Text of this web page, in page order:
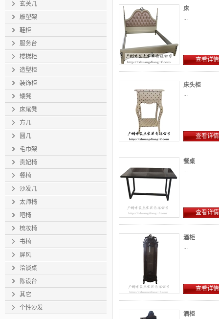
玄关几
雕塑架
鞋柜
服务台
楼梯柜
造型柜
装饰柜
矮凳
床尾凳
方几
圆几
毛巾架
贵妃椅
餐椅
沙发几
太师椅
吧椅
梳妆椅
书椅
屏风
洽谈桌
陈设台
其它
个性沙发
床
...
查看详情
床头柜
...
查看详情
餐桌
...
查看详情
酒柜
...
查看详情
酒柜